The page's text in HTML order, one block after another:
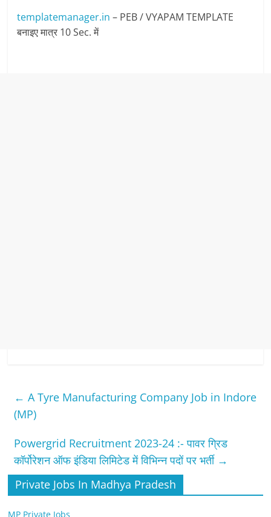
templatemanager.in – PEB / VYAPAM TEMPLATE
बनाइए मात्र 10 Sec. में
← A Tyre Manufacturing Company Job in Indore
(MP)
Powergrid Recruitment 2023-24 :- पावर ग्रिड
कॉर्पोरेशन ऑफ इंडिया लिमिटेड में विभिन्न पदों पर भर्ती →
Private Jobs In Madhya Pradesh
MP Private Jobs